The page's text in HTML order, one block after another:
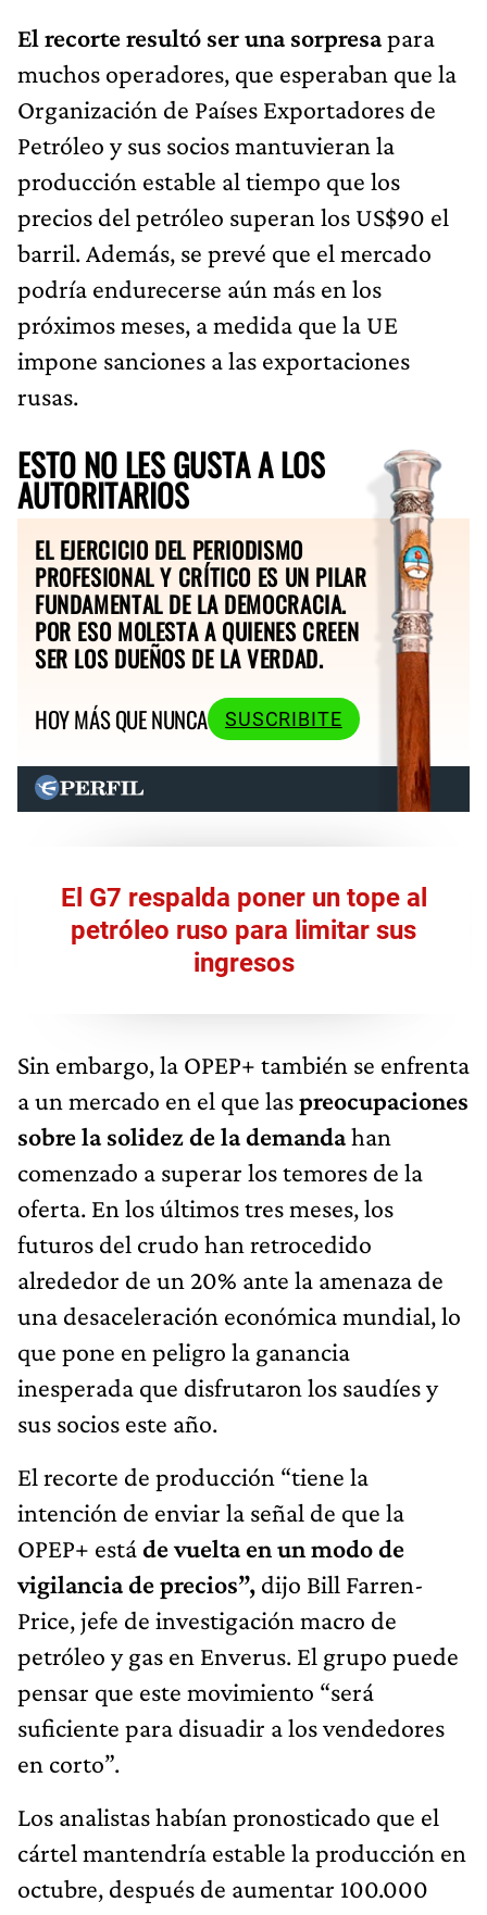
El recorte resultó ser una sorpresapara
muchos operadores, que esperaban que la
Organización de Países Exportadores de
Petróleo y sus socios mantuvieran la
producción estable al tiempo que los
precios del petróleo superan los US$90 el
barril. Además, se prevé que el mercado
podría endurecerse aún más en los
próximos meses, a medida que la UE
impone sanciones a las exportaciones
rusas.
ESTO NO LES GUSTA A LOS
AUTORITARIOS
EL EJERCICIO DEL PERIODISMO
PROFESIONAL Y CRÍTICO ES UN PILAR
FUNDAMENTAL DE LA DEMOCRACIA.
POR ESO MOLESTA A QUIENES CREEN
SER LOS DUEÑOS DE LA VERDAD.
HOY MÁS QUE NUNCA
SUSCRIBITE
El G7 respalda poner un tope al
petróleo ruso para limitar sus
ingresos
Sin embargo, la OPEP+ también se enfrenta
a un mercado en el que laspreocupaciones
sobre la solidez de la demandahan
comenzado a superar los temores de la
oferta. En los últimos tres meses, los
futuros del crudo han retrocedido
alrededor de un 20% ante la amenaza de
una desaceleración económica mundial, lo
que pone en peligro la ganancia
inesperada que disfrutaron los saudíes y
sus socios este año.
El recorte de producción “tiene la
intención de enviar la señal de que la
OPEP+ estáde vuelta en un modo de
vigilancia de precios”, dijo Bill Farren-
Price, jefe de investigación macro de
petróleo y gas en Enverus. El grupo puede
pensar que este movimiento “será
suficiente para disuadir a los vendedores
en corto”.
Los analistas habían pronosticado que el
cártel mantendría estable la producción en
octubre, después de aumentar 100.000